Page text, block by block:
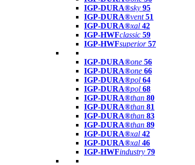
IGP-DURA®sky 95
IGP-DURA®vent 51
IGP-DURA®xal 42
IGP-HWFclassic 59
IGP-HWFsuperior 57
IGP-DURA®one 56
IGP-DURA®one 66
IGP-DURA®pol 64
IGP-DURA®pol 68
IGP-DURA®than 80
IGP-DURA®than 81
IGP-DURA®than 83
IGP-DURA®than 89
IGP-DURA®xal 42
IGP-DURA®xal 46
IGP-HWFindustry 79